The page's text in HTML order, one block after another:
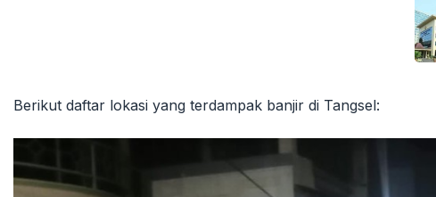
Berikut daftar lokasi yang terdampak banjir di Tangsel: